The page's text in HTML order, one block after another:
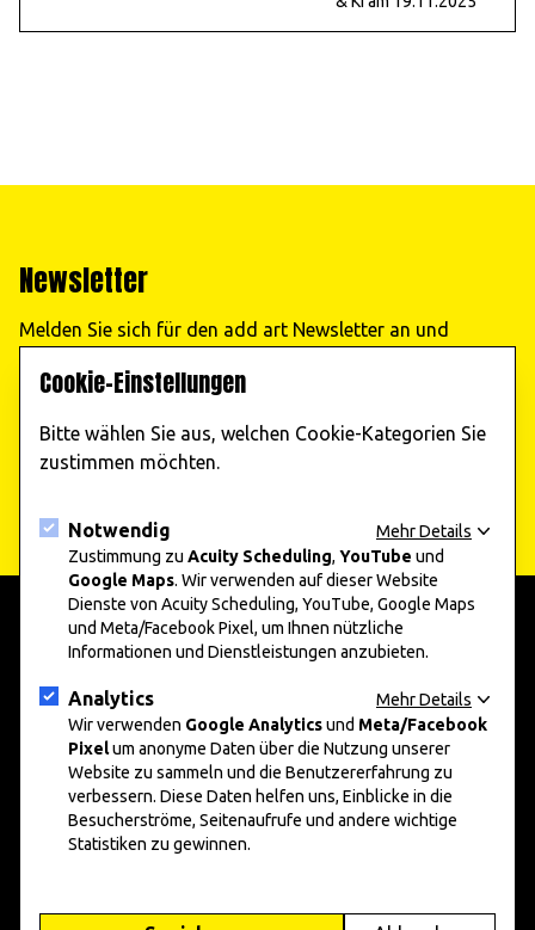
Newsletter
Melden Sie sich für den add art Newsletter an und
Veranstaltungen!
Jetzt abonnieren
add art 2025
Unternehmen und Kunst 2025
Nachwuchskunst 2025
Informationen
Datenschutz
Impressum
Social Media
Instagram
Cookie-Einstellungen
Bitte wählen Sie aus, welchen Cookie-Kategorien Sie
zustimmen möchten.
Notwendig
Mehr Details
Zustimmung zu Acuity Scheduling, YouTube und
Google Maps. Wir verwenden auf dieser Website
Dienste von Acuity Scheduling, YouTube, Google Maps
und Meta/Facebook Pixel, um Ihnen nützliche
Informationen und Dienstleistungen anzubieten.
Analytics
Mehr Details
Wir verwenden Google Analyticsund Meta/Facebook
Pixelum anonyme Daten über die Nutzung unserer
Website zu sammeln und die Benutzererfahrung zu
verbessern. Diese Daten helfen uns, Einblicke in die
Besucherströme, Seitenaufrufe und andere wichtige
Statistiken zu gewinnen.